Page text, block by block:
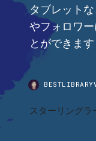
タブレット
やフォロワ
とができます
スターリング